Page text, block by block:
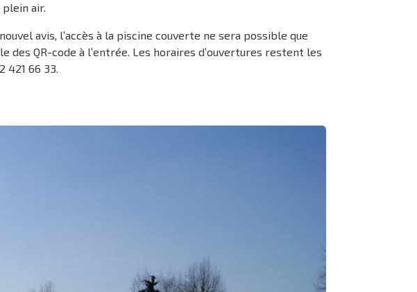
air.
avis, l’accès à la piscine couverte ne sera possible que
QR-code à l’entrée. Les horaires d’ouvertures restent les
421 66 33.